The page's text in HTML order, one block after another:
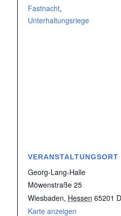
Fastnacht,
Unterhaltungsriege
VERANSTALTUNGSORT
Georg-Lang-Halle
Möwenstraße 25
Wiesbaden, Hessen 65201
Karte anzeigen